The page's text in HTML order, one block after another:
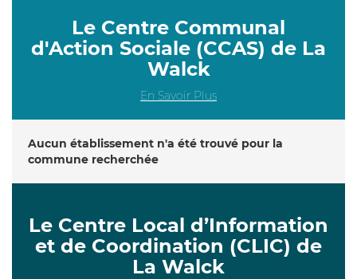
Le Centre Communal
d'Action Sociale (CCAS) de La
Walck
En Savoir Plus
Aucun établissement n'a été trouvé pour la
commune recherchée
Le Centre Local d’Information
et de Coordination (CLIC) de
La Walck